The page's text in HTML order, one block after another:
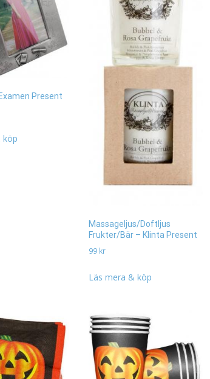
Present
köp
Massageljus/Doftljus
Frukter/Bär – Klinta Present
99 kr
Läs mera & köp